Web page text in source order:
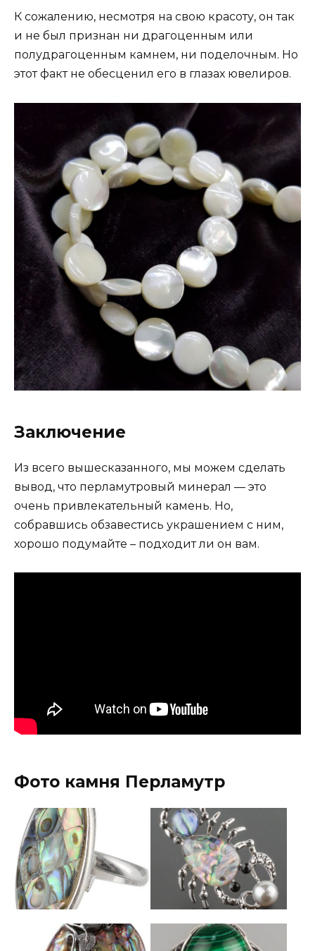
К сожалению, несмотря на свою красоту, он так
и не был признан ни драгоценным или
полудрагоценным камнем, ни поделочным. Но
этот факт не обесценил его в глазах ювелиров.
Заключение
Из всего вышесказанного, мы можем сделать
вывод, что перламутровый минерал — это
очень привлекательный камень. Но,
собравшись обзавестись украшением с ним,
хорошо подумайте – подходит ли он вам.
Фото камня Перламутр